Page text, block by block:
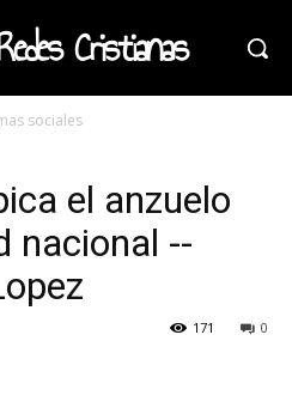
Cristianas
sociales
el anzuelo
nacional --
0
171